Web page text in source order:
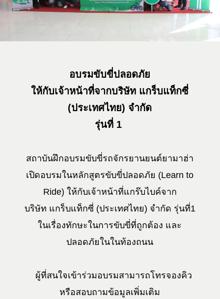
อบรมขับขี่ปลอดภัย
ให้กับเจ้าหน้าที่จากบริษัท แกร็บแท็กซี่
(ประเทศไทย) จํากัด
รุ่นที่ 1
สถาบันฝึกอบรมขับขี่รถจักรยานยนต์ยามาฮ่า
เปิดอบรมในหลักสูตรขับขี่ปลอดภัย (Learn to
Ride) ให้กับเจ้าหน้าที่แกร๊บไบค์จาก
บริษัท แกร็บแท็กซี่ (ประเทศไทย) จํากัด รุ่นที่1
ในเรื่องทักษะในการขับขี่ที่ถูกต้อง และ
ปลอดภัยในในท้องถนน
ผู้ที่สนใจเข้าร่วมอบรมสามารถโทรจองคิว
หรือสอบถามข้อมูลเพิ่มเติม